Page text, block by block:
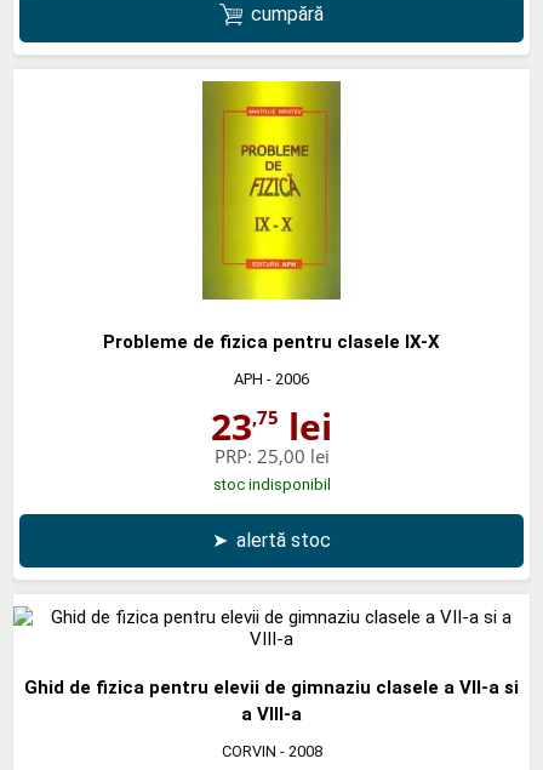
cumpără
Probleme de fizica pentru clasele IX-X
APH - 2006
23,75 lei
PRP: 25,00 lei
stoc indisponibil
➤ alertă stoc
Ghid de fizica pentru elevii de gimnaziu clasele a VII-a si
a VIII-a
CORVIN - 2008